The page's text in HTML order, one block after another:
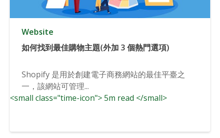
Website
如何找到最佳購物主題(外加 3 個熱門選項)
Shopify 是用於創建電子商務網站的最佳平臺之
一，該網站可管理...
<small class="time-icon"> 5m read </small>